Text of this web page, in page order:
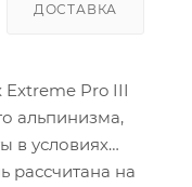
ДОСТАВКА
Extreme Pro III
альпинизма,
в условиях
рассчитана на